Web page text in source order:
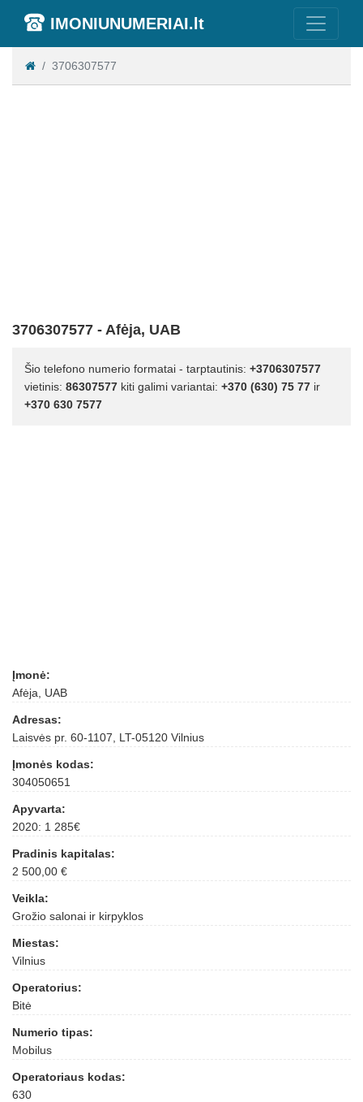
IMONIUNUMERIAI.lt
3706307577
3706307577 - Afėja, UAB
Šio telefono numerio formatai - tarptautinis: +3706307577
vietinis: 86307577 kiti galimi variantai: +370 (630) 75 77 ir
+370 630 7577
Įmonė:
Afėja, UAB
Adresas:
Laisvės pr. 60-1107, LT-05120 Vilnius
Įmonės kodas:
304050651
Apyvarta:
2020: 1 285€
Pradinis kapitalas:
2 500,00 €
Veikla:
Grožio salonai ir kirpyklos
Miestas:
Vilnius
Operatorius:
Bitė
Numerio tipas:
Mobilus
Operatoriaus kodas:
630